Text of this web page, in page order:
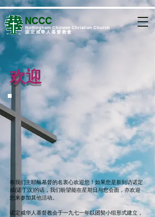
NCCC
​Nottingham Chinese Christian Church
諾定咸華人基督教會
欢迎
奉我们主耶稣基督的名衷心欢迎您！如果您是新到访诺定
咸(诺丁汉)的话，我们盼望能在星期日与您会面，亦欢迎
您来参加其他活动。
诺定咸华人基督教会于一九七一年以团契小组形式建立，